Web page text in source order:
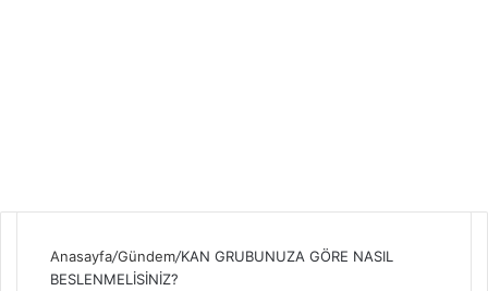
Anasayfa/Gündem/KAN GRUBUNUZA GÖRE NASIL
BESLENMELİSİNİZ?